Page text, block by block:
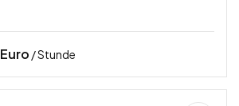
Euro / Stunde